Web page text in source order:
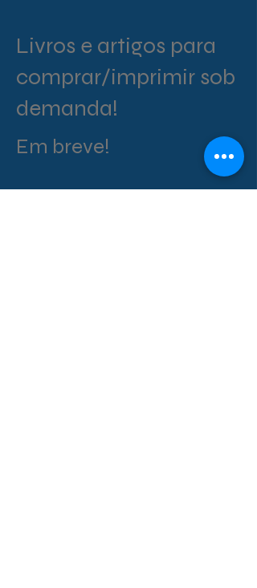
Livros e artigos para
comprar/imprimir sob
demanda!
Em breve!